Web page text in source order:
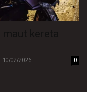
10/02/2026 0